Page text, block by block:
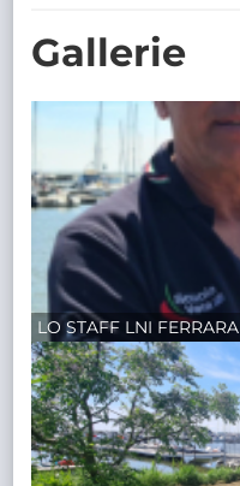
Gallerie
LO STAFF LNI FERRARA